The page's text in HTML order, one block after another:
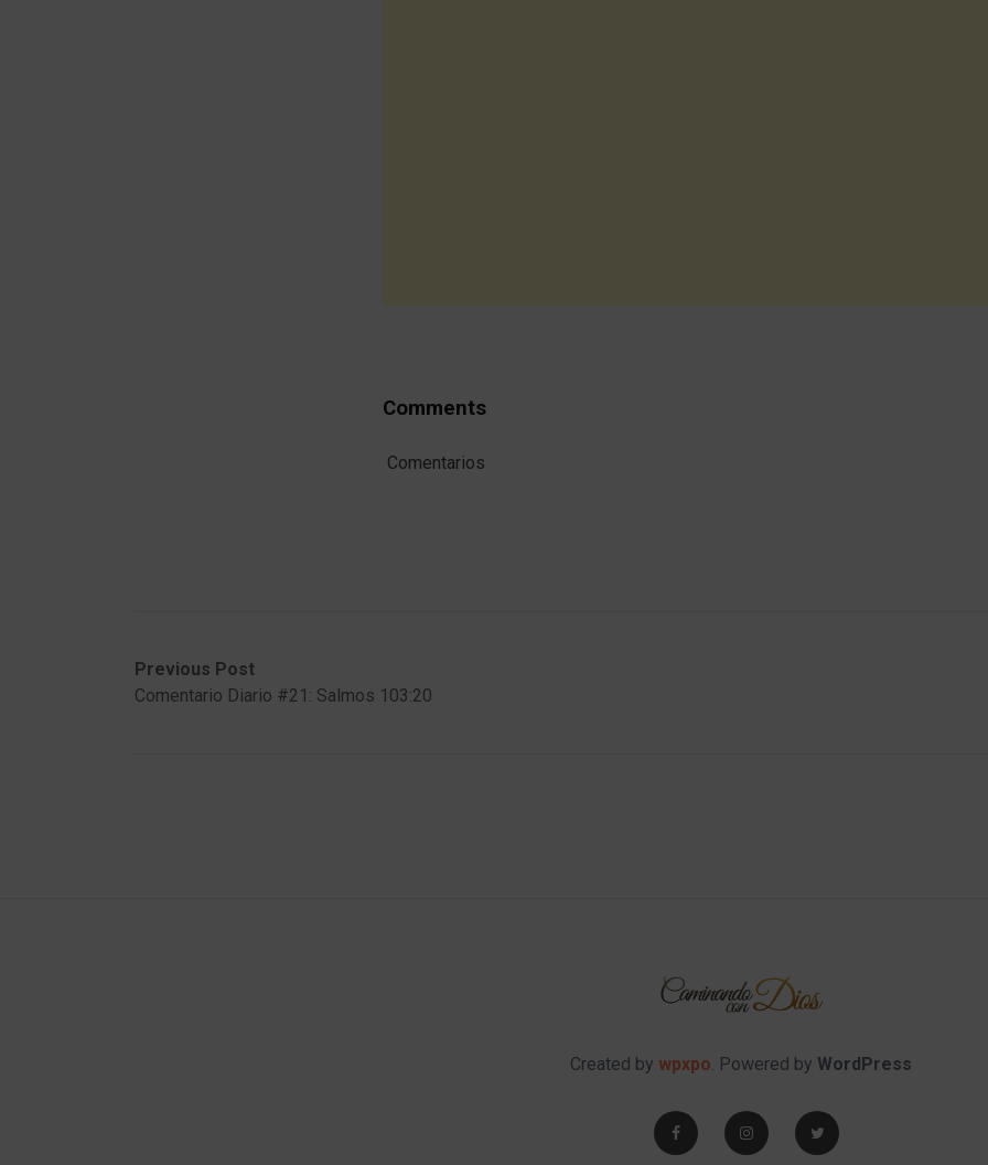
Comments
Comentarios
Previous Post
Comentario Diario #21: Salmos 103:20
Created by wpxpo. Powered by WordPress